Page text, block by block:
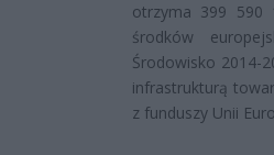
otrzyma 399 590
środków
Środowisko 2014-
infrastrukturą
z funduszy Unii